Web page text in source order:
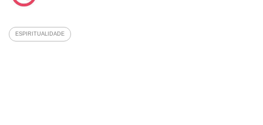
ESPIRITUALIDADE